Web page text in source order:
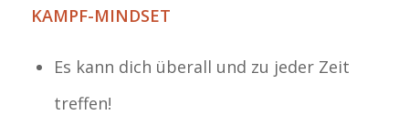
KAMPF-MINDSET
Es kann dich überall und zu jeder Zeit
treffen!